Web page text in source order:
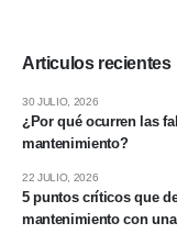
Articulos recientes
¿Por qué ocurren las
mantenimiento?
30 JULIO, 2026
5 puntos críticos que
mantenimiento con
22 JULIO, 2026